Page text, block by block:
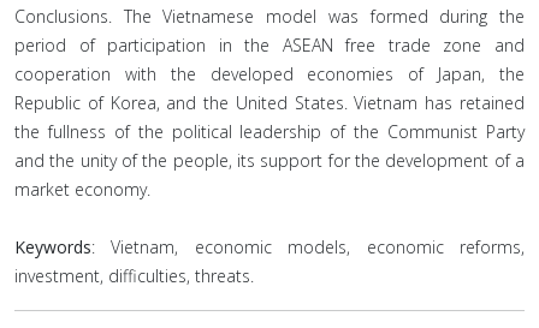
Conclusions. The Vietnamese model was formed during the
period of participation in the ASEAN free trade zone and
cooperation with the developed economies of Japan, the
Republic of Korea, and the United States. Vietnam has retained
the fullness of the political leadership of the Communist Party
and the unity of the people, its support for the development of a
market economy.
Keywords: Vietnam, economic models, economic reforms,
investment, difficulties, threats.